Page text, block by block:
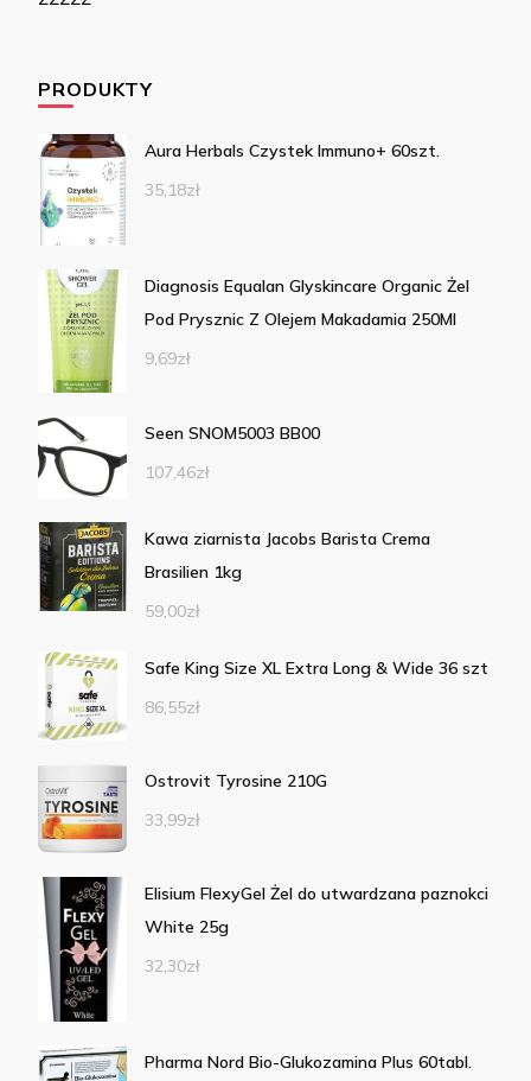
PRODUKTY
Aura Herbals Czystek Immuno+ 60szt.
35,18zł
Diagnosis Equalan Glyskincare Organic Żel
Pod Prysznic Z Olejem Makadamia 250Ml
9,69zł
Seen SNOM5003 BB00
107,46zł
Kawa ziarnista Jacobs Barista Crema
Brasilien 1kg
59,00zł
Safe King Size XL Extra Long & Wide 36 szt
86,55zł
Ostrovit Tyrosine 210G
33,99zł
Elisium FlexyGel Żel do utwardzana paznokci
White 25g
32,30zł
Pharma Nord Bio-Glukozamina Plus 60tabl.